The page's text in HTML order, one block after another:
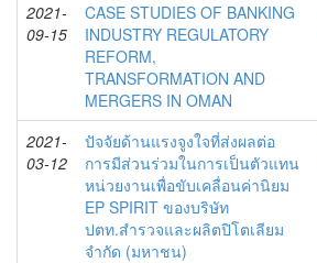
2021-
09-15
CASE STUDIES OF BANKING
INDUSTRY REGULATORY
REFORM,
TRANSFORMATION AND
MERGERS IN OMAN
2021-
03-12
ปัจจัยด้านแรงจูงใจที่ส่งผลต่อ
การมีส่วนร่วมในการเป็นตัวแทน
หน่วยงานเพื่อขับเคลื่อนค่านิยม
EP SPIRIT ของบริษัท
ปตท.สำรวจและผลิตปิโตเลียม
จำกัด (มหาชน)